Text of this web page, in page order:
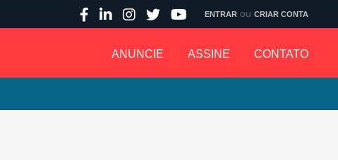
ANUNCIE ASSINE CONTATO
ENTRAR ou CRIAR CONTA